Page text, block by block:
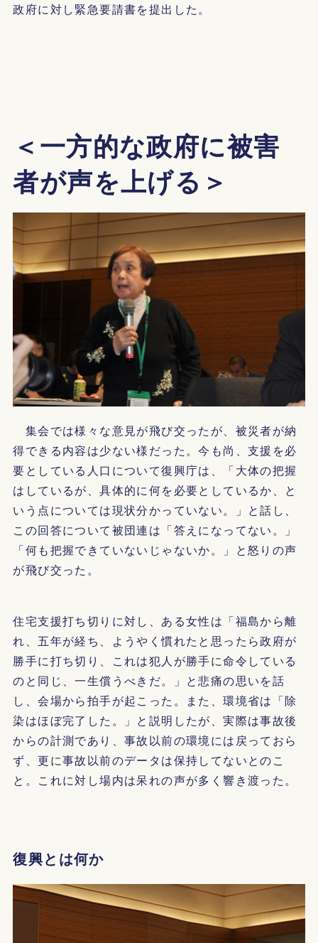
政府に対し緊急要請書を提出した。
＜一方的な政府に被害
者が声を上げる＞
集会では様々な意見が飛び交ったが、被災者が納
得できる内容は少ない様だった。今も尚、支援を必
要としている人口について復興庁は、「大体の把握
はしているが、具体的に何を必要としているか、と
いう点については現状分かっていない。」と話し、
この回答について被団連は「答えになってない。」
「何も把握できていないじゃないか。」と怒りの声
が飛び交った。
住宅支援打ち切りに対し、ある女性は「福島から離
れ、五年が経ち、ようやく慣れたと思ったら政府が
勝手に打ち切り、これは犯人が勝手に命令している
のと同じ、一生償うべきだ。」と悲痛の思いを話
し、会場から拍手が起こった。また、環境省は「除
染はほぼ完了した。」と説明したが、実際は事故後
からの計測であり、事故以前の環境には戻っておら
ず、更に事故以前のデータは保持してないとのこ
と。これに対し場内は呆れの声が多く響き渡った。
復興とは何か